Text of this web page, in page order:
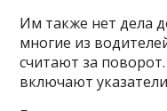
Им также нет дела
многие из
считают за
включают